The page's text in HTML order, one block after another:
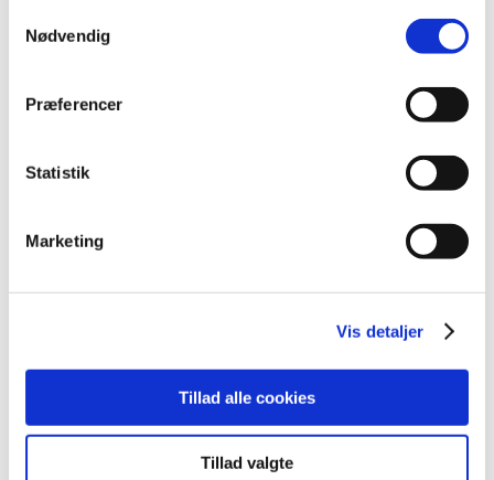
Nødvendig
Præferencer
Statistik
Marketing
Vis detaljer
Tillad alle cookies
Tillad valgte
2024 (224)
2022 (197)
2020 (263)